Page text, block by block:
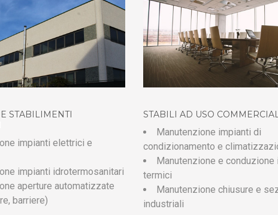
STABILIMENTI
impianti elettrici e
impianti idrotermosanitari
aperture automatizzate
barriere)
STABILI AD USO
Manutenzione impianti di
condizionamento e
Manutenzione e conduzione
termici
Manutenzione chiusure e
industriali